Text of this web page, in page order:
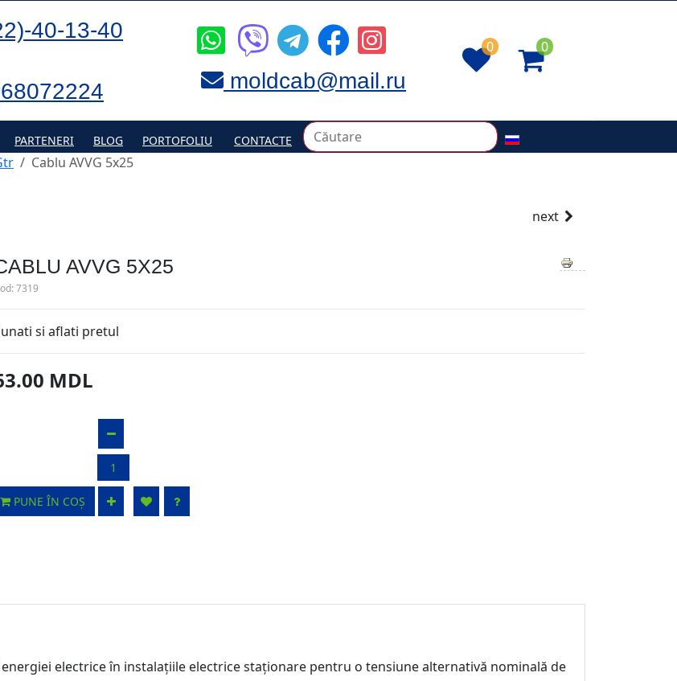
40-13-40
moldcab@mail.ru
0 0
PARTENERI BLOG PORTOFOLIU CONTACTE
Cablu AVVG 5х25
next
AVVG 5Х25
7319
si aflati pretul
MDL
PUNE ÎN COȘ
electrice în instalațiile electrice staționare pentru o tensiune alternativă nominală de